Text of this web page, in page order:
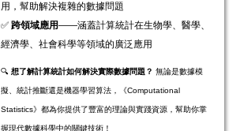
用，幫助解決複雜的數據問題
✅ 跨領域應用——涵蓋計算統計在生物學、醫學、
經濟學、社會科學等領域的廣泛應用
🔍 想了解計算統計如何解決實際數據問題？ 無論是數據模
擬、統計推斷還是機器學習算法，《Computational
Statistics》都為你提供了豐富的理論與實踐資源，幫助你掌
握現代數據科學中的關鍵技術！